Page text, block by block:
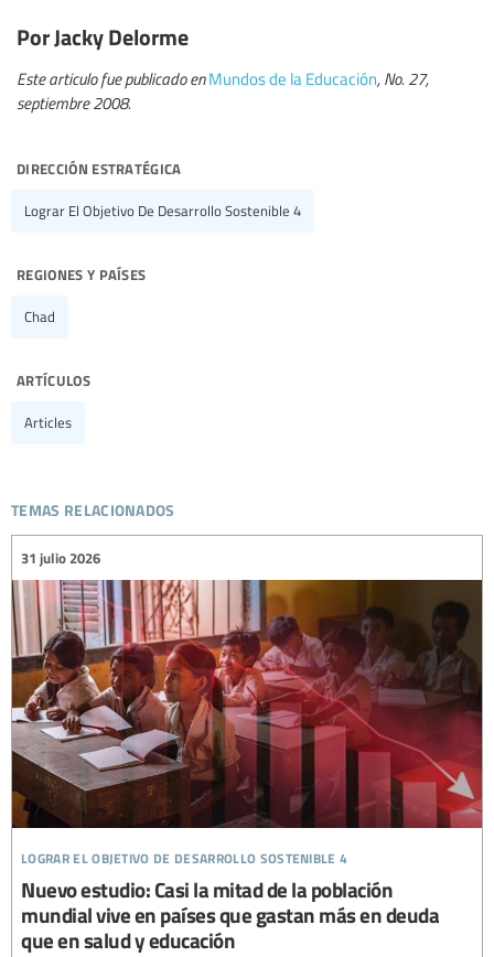
Por Jacky Delorme
Este articulo fue publicado en Mundos de la Educación, No. 27,
septiembre 2008.
dirección estratégica
Lograr El Objetivo De Desarrollo Sostenible 4
regiones y países
Chad
artículos
Articles
temas relacionados
lograr el objetivo de desarrollo sostenible 4
31 julio 2026
Nuevo estudio: Casi la mitad de la población
mundial vive en países que gastan más en deuda
que en salud y educación